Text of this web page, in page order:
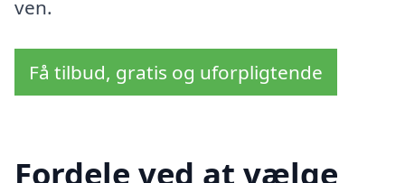
ven.
Få tilbud, gratis og uforpligtende
Fordele ved at vælge